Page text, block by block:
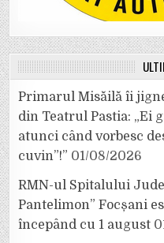
Primarul Misăilă îi
din Teatrul Pastia: „Ei
atunci când vorbesc
cuvin”!” 01/08/2026
RMN-ul Spitalului
Pantelimon” Focșani
începând cu 1 august